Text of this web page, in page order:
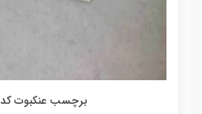
برچسب عنکبوت کد 6907121